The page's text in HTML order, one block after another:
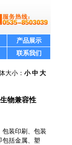
产品展示
联系我们
大小： 小 中 大
物兼容性
装印刷、包装
包括金属、塑